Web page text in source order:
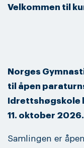
Velkommen til
Norges
til åpen
Idrettshøgskole
11. oktober 2026.
Samlingen er